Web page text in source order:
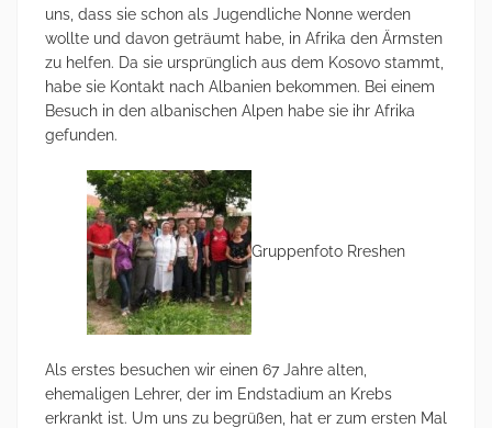
uns, dass sie schon als Jugendliche Nonne werden
wollte und davon geträumt habe, in Afrika den Ärmsten
zu helfen. Da sie ursprünglich aus dem Kosovo stammt,
habe sie Kontakt nach Albanien bekommen. Bei einem
Besuch in den albanischen Alpen habe sie ihr Afrika
gefunden.
Gruppenfoto Rreshen
Als erstes besuchen wir einen 67 Jahre alten,
ehemaligen Lehrer, der im Endstadium an Krebs
erkrankt ist. Um uns zu begrüßen, hat er zum ersten Mal